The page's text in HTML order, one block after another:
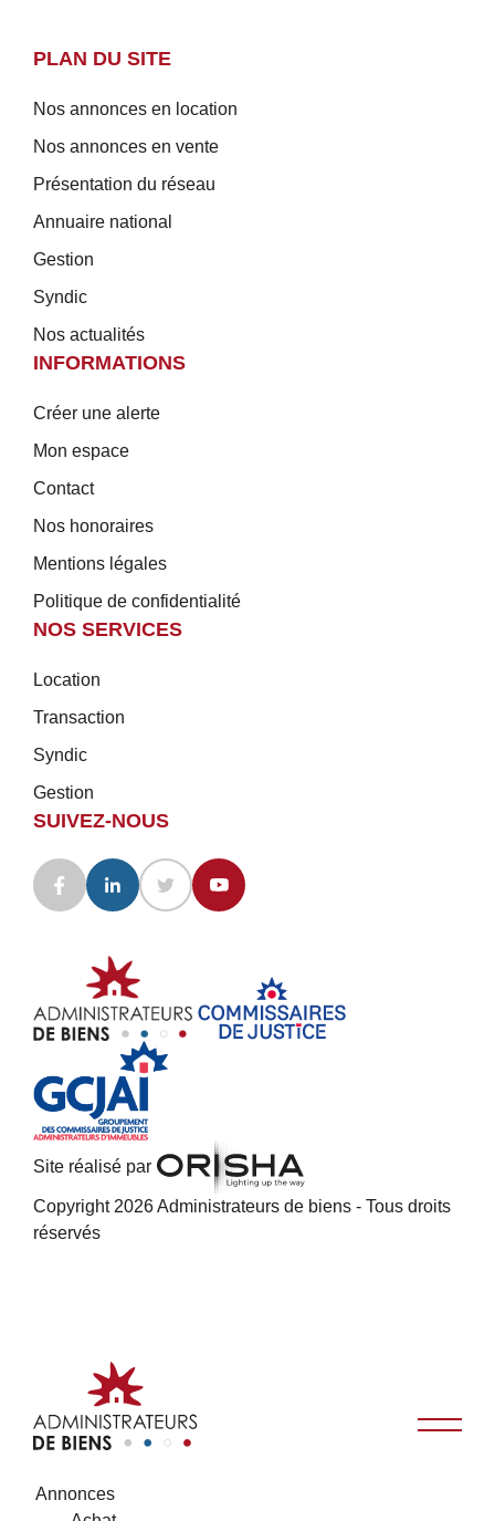
PLAN DU SITE
Nos annonces en location
Nos annonces en vente
Présentation du réseau
Annuaire national
Gestion
Syndic
Nos actualités
INFORMATIONS
Créer une alerte
Mon espace
Contact
Nos honoraires
Mentions légales
Politique de confidentialité
NOS SERVICES
Location
Transaction
Syndic
Gestion
SUIVEZ-NOUS
Site réalisé par
Copyright 2026 Administrateurs de biens - Tous droits
réservés
Annonces